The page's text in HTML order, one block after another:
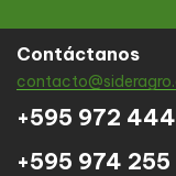
Contáctanos
+595 972
+595 974